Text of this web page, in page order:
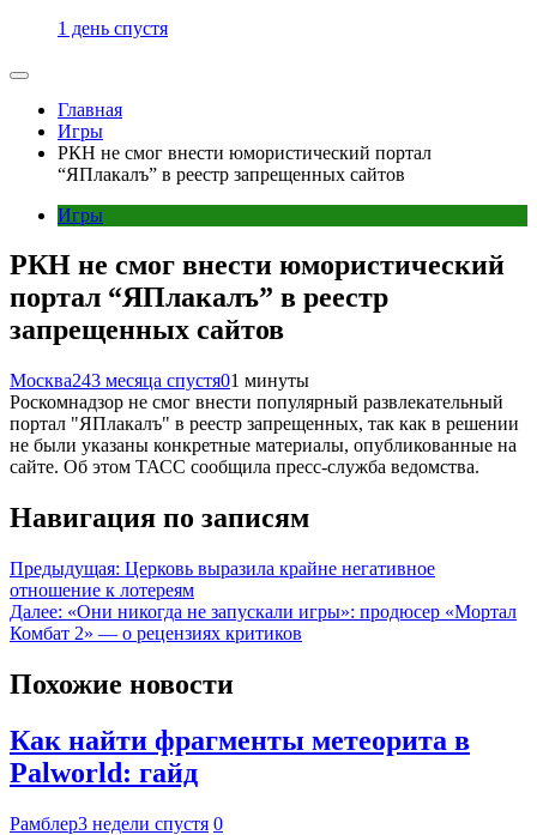
1 день спустя
Главная
Игры
РКН не смог внести юмористический портал
“ЯПлакалъ” в реестр запрещенных сайтов
Игры
РКН не смог внести юмористический
портал “ЯПлакалъ” в реестр
запрещенных сайтов
Москва243 месяца спустя01 минуты
Роскомнадзор не смог внести популярный развлекательный
портал "ЯПлакалъ" в реестр запрещенных, так как в решении
не были указаны конкретные материалы, опубликованные на
сайте. Об этом ТАСС сообщила пресс-служба ведомства.
Навигация по записям
Предыдущая: Церковь выразила крайне негативное
отношение к лотереям
Далее: «Они никогда не запускали игры»: продюсер «Мортал
Комбат 2» — о рецензиях критиков
Похожие новости
Как найти фрагменты метеорита в
Palworld: гайд
Рамблер3 недели спустя 0